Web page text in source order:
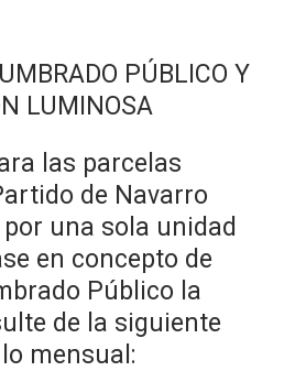
PÚBLICO Y
LUMINOSA
las parcelas
de Navarro
una sola unidad
en concepto de
Público la
de la siguiente
mensual: